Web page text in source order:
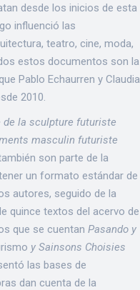
desde los inicios de esta
influenció las
teatro, cine, moda,
estos documentos son la
Pablo Echaurren y Claudia
2010.
la sculpture futuriste
masculin futuriste
son parte de la
un formato estándar de
autores, seguido de la
quince textos del acervo de
que se cuentan Pasando y
y Sainsons Choisies
las bases de
dan cuenta de la